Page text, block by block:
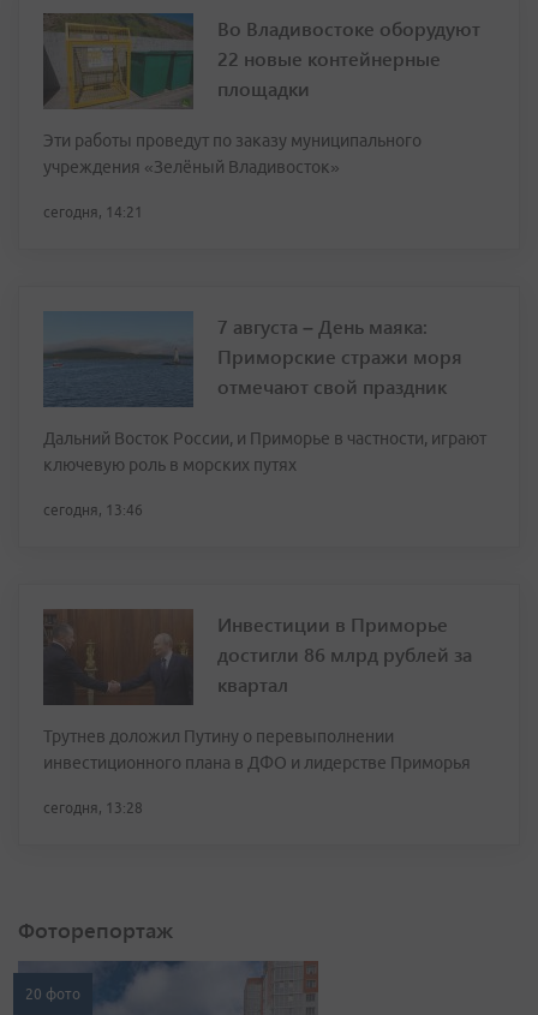
Во Владивостоке оборудуют
22 новые контейнерные
площадки
Эти работы проведут по заказу муниципального
учреждения «Зелёный Владивосток»
сегодня, 14:21
7 августа – День маяка:
Приморские стражи моря
отмечают свой праздник
Дальний Восток России, и Приморье в частности, играют
ключевую роль в морских путях
сегодня, 13:46
Инвестиции в Приморье
достигли 86 млрд рублей за
квартал
Трутнев доложил Путину о перевыполнении
инвестиционного плана в ДФО и лидерстве Приморья
сегодня, 13:28
Фоторепортаж
20 фото